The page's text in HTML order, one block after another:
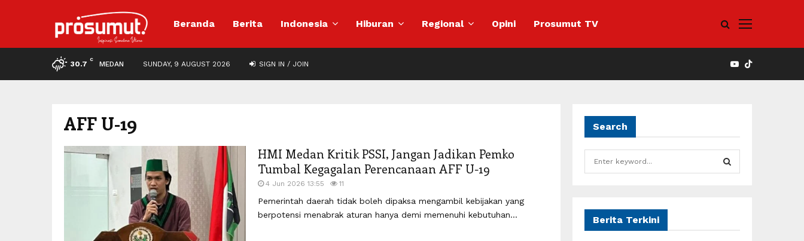
Beranda Berita Indonesia Hiburan Regional Opini Prosumut TV
30.7
C
MEDAN SUNDAY, 9 AUGUST 2026 SIGN IN / JOIN YOUTUBE
AFF U-19
HMI Medan Kritik PSSI, Jangan Jadikan Pemko
Tumbal Kegagalan Perencanaan AFF U-19
4 Jun 2026 13:55 11
Pemerintah daerah tidak boleh dipaksa mengambil kebijakan yang
berpotensi menabrak aturan hanya demi memenuhi kebutuhan...
Search
f
Berita Terkini